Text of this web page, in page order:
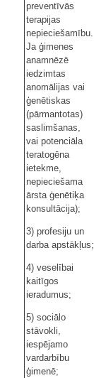
preventīvās
terapijas
nepieciešamību.
Ja ģimenes
anamnēzē
iedzimtas
anomālijas vai
ģenētiskas
(pārmantotas)
saslimšanas,
vai potenciāla
teratogēna
ietekme,
nepieciešama
ārsta ģenētiķa
konsultācija);
3) profesiju un
darba apstākļus;
4) veselībai
kaitīgos
ieradumus;
5) sociālo
stāvokli,
iespējamo
vardarbību
ģimenē;